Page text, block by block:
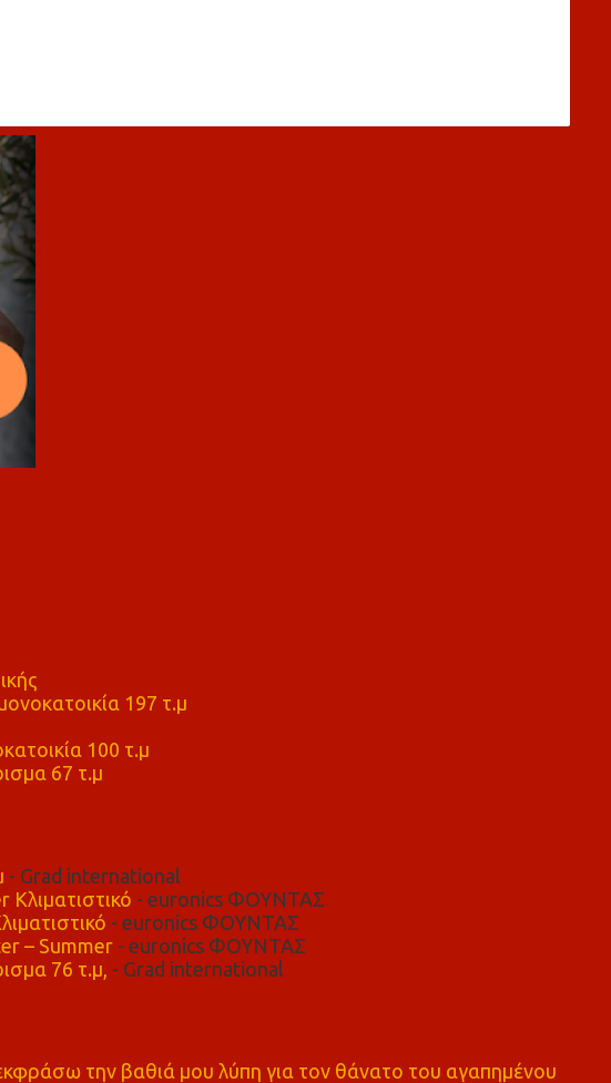
197 τ.μ
100 τ.μ
67 τ.μ
- Grad international
- euronics ΦΟΥΝΤΑΣ
- euronics ΦΟΥΝΤΑΣ
– Summer- euronics ΦΟΥΝΤΑΣ
76 τ.μ, - Grad international
την βαθιά μου λύπη για τον θάνατο του αγαπημένου